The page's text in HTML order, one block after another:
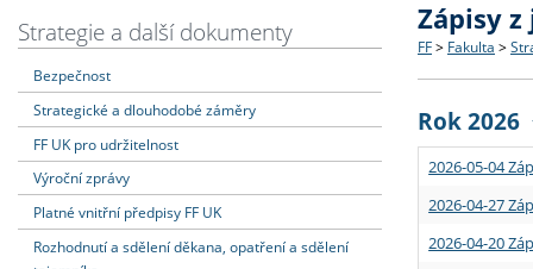
Dozvědět se více
Struktura
Strategie
Podpora
Podat přihlášku
Co
Učitelské
Dozvědět se více
Rigorózní
Dozvědět se více
O vědě a
Granty a
Dozvědět se více
Aktuální
Strategie a další dokumenty
Bezpečnost
Strategické a dlouhodobé záměry
FF UK pro udržitelnost
Výroční zprávy
Platné vnitřní předpisy FF UK
Rozhodnutí a sdělení děkana, opatření a sdělení
Zápisy
FF > Fakulta >
Rok 2026
2026-05-04
2026-04-27
2026-04-20